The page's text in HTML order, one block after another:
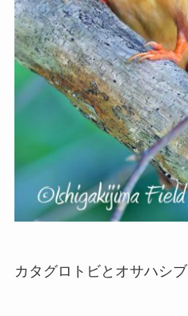
カタグロトビとオサハシ